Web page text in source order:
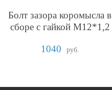
Болт зазора коромысла в
сборе с гайкой М12*1,2
1040
руб.